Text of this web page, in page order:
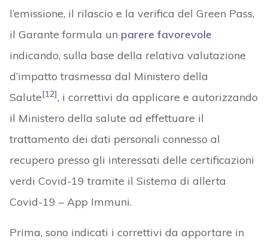
l’emissione, il rilascio e la verifica del Green Pass,
il Garante formula un parere favorevole
indicando, sulla base della relativa valutazione
d’impatto trasmessa dal Ministero della
Salute[12], i correttivi da applicare e autorizzando
il Ministero della salute ad effettuare il
trattamento dei dati personali connesso al
recupero presso gli interessati delle certificazioni
verdi Covid-19 tramite il Sistema di allerta
Covid-19 – App Immuni.
Prima, sono indicati i correttivi da apportare in